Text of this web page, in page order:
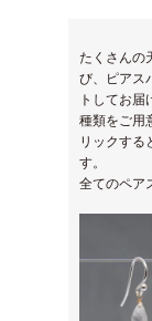
たくさんの
び、ピアス
トしてお
種類をご用
リックする
す。
全てのペア